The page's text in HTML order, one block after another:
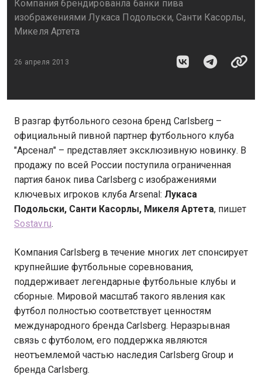
Компания брендированла банки пива
изображениями Лукаса Подольски, Санти Касорлы,
Микеля Артета
26 апреля 2013
В разгар футбольного сезона бренд Carlsberg –
официальный пивной партнер футбольного клуба
"Арсенал" – представляет эксклюзивную новинку. В
продажу по всей России поступила ограниченная
партия банок пива Carlsberg c изображениями
ключевых игроков клуба Arsenal: Лукаса
Подольски, Санти Касорлы, Микеля Артета, пишет
Sostav.ru.
Компания Carlsberg в течение многих лет спонсирует
крупнейшие футбольные соревнования,
поддерживает легендарные футбольные клубы и
сборные. Мировой масштаб такого явления как
футбол полностью соответствует ценностям
международного бренда Carlsberg. Неразрывная
связь с футболом, его поддержка являются
неотъемлемой частью наследия Carlsberg Group и
бренда Carlsberg.